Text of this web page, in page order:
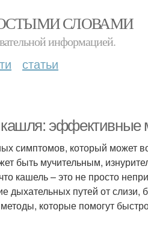
СЛОВАМИ
информацией.
статьи
кашля: эффективные
симптомов, который может
быть мучительным,
кашель – это не просто
путей от слизи,
которые помогут